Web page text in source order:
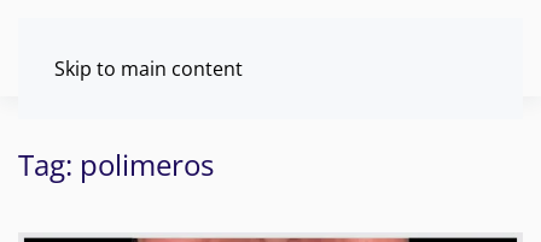
Skip to main content
Tag: polimeros